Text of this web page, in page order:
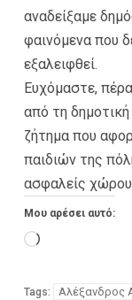
αναδείξαμε
φαινόμενα που
εξαλειφθεί.
Ευχόμαστε,
από τη
ζήτημα που
παιδιών της
ασφαλείς
Μου αρέσει αυτό:
Tags: Αλέξανδρος